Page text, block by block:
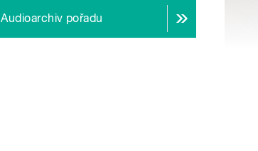
Audioarchiv pořadu